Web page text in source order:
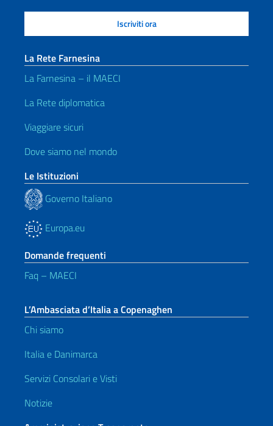
La Rete Farnesina
La Farnesina – il MAECI
La Rete diplomatica
Viaggiare sicuri
Dove siamo nel mondo
Le Istituzioni
Governo Italiano
Europa.eu
Domande frequenti
Faq – MAECI
L’Ambasciata d’Italia a Copenaghen
Chi siamo
Italia e Danimarca
Servizi Consolari e Visti
Notizie